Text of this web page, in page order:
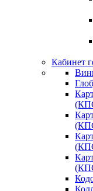
Кабинет